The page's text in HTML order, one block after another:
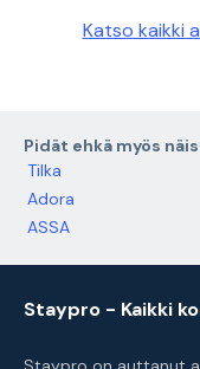
Katso kaikki
Pidät ehkä myös
Tilka
Adora
ASSA
Staypro - Kaikki